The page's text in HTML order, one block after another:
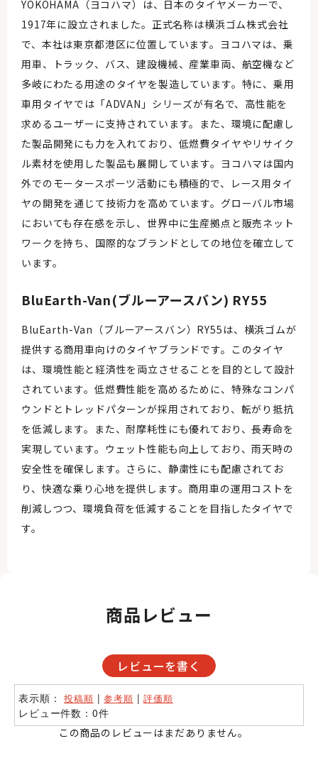
YOKOHAMA（ヨコハマ）は、日本のタイヤメーカーで、
1917年に設立されました。正式名称は横浜ゴム株式会社
で、本社は東京都港区に位置しています。ヨコハマは、乗
用車、トラック、バス、建設機械、産業車両、航空機など
多岐にわたる用途のタイヤを製造しています。特に、乗用
車用タイヤでは「ADVAN」シリーズが有名で、高性能を
求めるユーザーに支持されています。また、環境に配慮し
た製品開発にも力を入れており、低燃費タイヤやリサイク
ル素材を使用した製品も展開しています。ヨコハマは国内
外でのモータースポーツ活動にも積極的で、レース用タイ
ヤの開発を通じて技術力を高めています。グローバル市場
においても存在感を示し、世界中に生産拠点と販売ネット
ワークを持ち、国際的なブランドとしての地位を確立して
います。
BluEarth-Van(ブルーアースバン) RY55
BluEarth-Van（ブルーアースバン）RY55は、横浜ゴムが
提供する商用車向けのタイヤブランドです。このタイヤ
は、環境性能と経済性を両立させることを目的として設計
されています。低燃費性能を高めるために、特殊なコンパ
ウンドとトレッドパターンが採用されており、転がり抵抗
を低減します。また、耐摩耗性にも優れており、長寿命を
実現しています。ウェット性能も向上しており、雨天時の
安全性を確保します。さらに、静粛性にも配慮されてお
り、快適な乗り心地を提供します。商用車の運用コストを
削減しつつ、環境負荷を低減することを目指したタイヤで
す。
商品レビュー
レビューを書く
表示順：投稿順 |参考順 |評価順
レビュー件数：0件
この商品のレビューはまだありません。